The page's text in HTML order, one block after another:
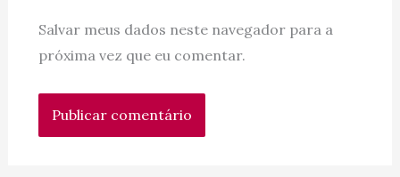
Salvar meus dados neste navegador para a
próxima vez que eu comentar.